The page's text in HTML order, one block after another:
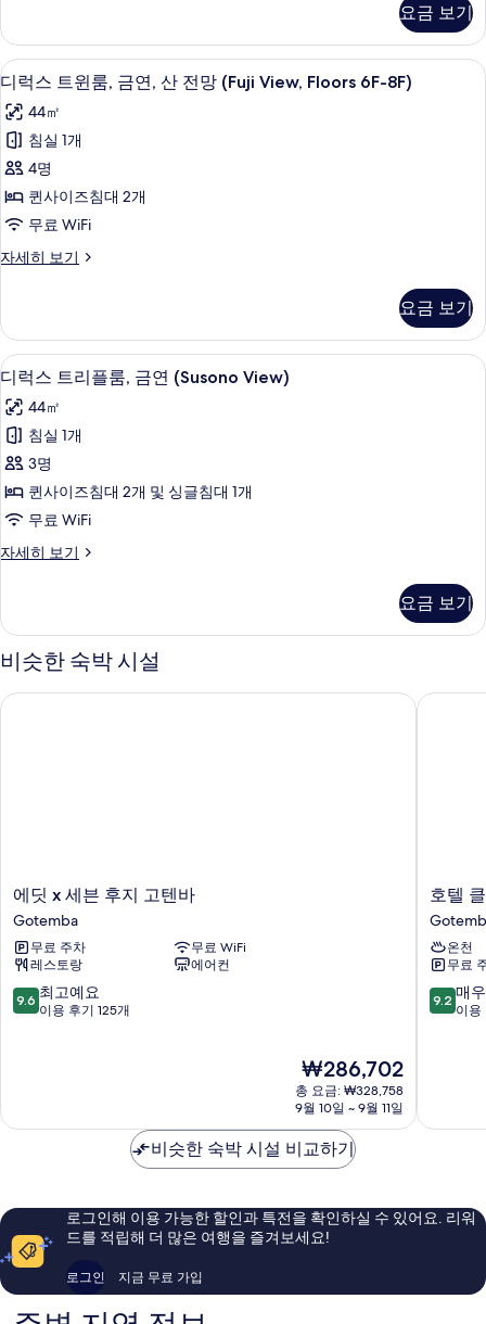
보
기
보
기
전
망
(Fuji
View,
Floors
9F-
11F)
사
진
모
보
기
윈
룸,
금
연,
산
전
(Fuji
View,
Floors
9F-
11F)
보
기
요금 보기
디
럭
스
트
윈
룸,
금
연,
전
망
(Fuji
View,
Floors
6F-
8F)
사
진
모
보
기
고급 침구, 오리/거위털 이불, 메모리
14
디럭스 트윈룸, 금연, 산 전망 (Fuji View, Floors 6F-8F)
44㎡
침실 1개
4명
퀸사이즈침대 2개
무료 WiFi
자세히 보기
디
윈
룸,
금
연,
산
전
(Fuji
View,
Floors
6F-
8F)
보
요금 보기
디
럭
스
트
리
플
룸,
금
(Susono
View)
사
진
고급 침구, 오리/거위털 이불, 메모리
14
디럭스 트리플룸, 금연 (Susono View)
44㎡
침실 1개
3명
퀸사이즈침대 2개 및 싱글침대 1개
무료 WiFi
자세히 보기
디
리
룸,
연
요금 보기
비슷한 숙박 시설
에
딧
x
세
븐
후
지
에딧 x 세븐 후지 고텐바
Gotemba
무료 주차
무료 WiFi
레스토랑
에어컨
10
점
최
이
후
기
9.6 최고예요
이용 후기 125개
현
재
요
₩286,702
₩286,702
총 요금: ₩328,758
9월 10일 ~ 9월 11일
에딧 x 세븐 후지 고텐바
호
텔
클
라
드
호텔
온천
무료
10
점
매
해
요,
9.2 매
이용
호텔 클
비슷한 숙박 시설 비교하기
로그인해 이용 가능한 할인과 특전을 확인하실 수 있어요. 리워
드를 적립해 더 많은 여행을 즐겨보세요!
로그인 지금 무료 가입